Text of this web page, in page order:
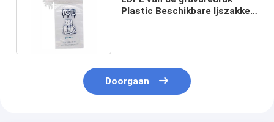
Plastic Beschikbare Ijszakken
Doorgaan